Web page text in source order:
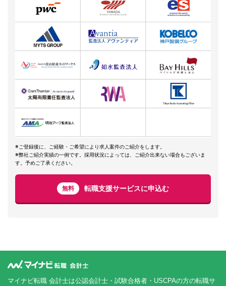
※ご登録後に、ご経験・ご希望により求人案件のご紹介をします。
※弊社ご紹介実績の一例です。採用状況によっては、ご紹介出来ない場合もございま
す。予めご了承ください。
無料 転職支援サービスに申込む
マイナビ転職 会計士は公認会計士・試験合格者・USCPAの方の転職サ